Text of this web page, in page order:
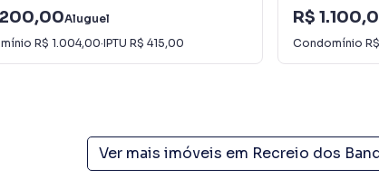
Aluguel
R$ 1.004,00·IPTU R$ 415,00
R$
Condomínio
Ver mais imóveis em Recreio dos